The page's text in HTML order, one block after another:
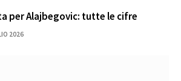
per Alajbegovic: tutte le cifre
2026